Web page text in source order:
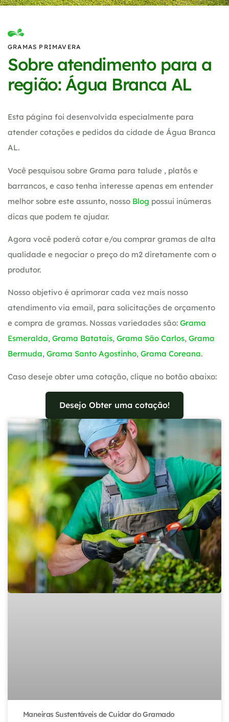
GRAMAS PRIMAVERA
Sobre atendimento para a
região: Água Branca AL
Esta página foi desenvolvida especialmente para
atender cotações e pedidos da cidade de Água Branca
AL.
Você pesquisou sobre Grama para talude , platôs e
barrancos, e caso tenha interesse apenas em entender
melhor sobre este assunto, nosso Blog possui inúmeras
dicas que podem te ajudar.
Agora você poderá cotar e/ou comprar gramas de alta
qualidade e negociar o preço do m2 diretamente com o
produtor.
Nosso objetivo é aprimorar cada vez mais nosso
atendimento via email, para solicitações de orçamento
e compra de gramas. Nossas variedades são: Grama
Esmeralda, Grama Batatais, Grama São Carlos, Grama
Bermuda, Grama Santo Agostinho, Grama Coreana.
Caso deseje obter uma cotação, clique no botão abaixo:
Desejo Obter uma cotação!
Maneiras Sustentáveis de Cuidar do Gramado